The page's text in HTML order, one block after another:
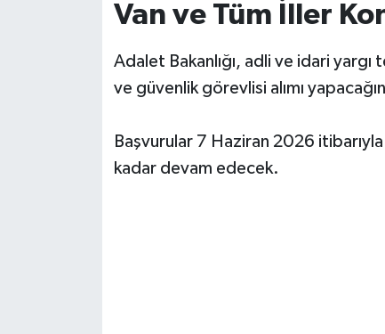
Van ve Tüm İller
Adalet Bakanlığı, adli ve idari
ve güvenlik görevlisi alımı
Başvurular 7 Haziran 2026
kadar devam edecek.